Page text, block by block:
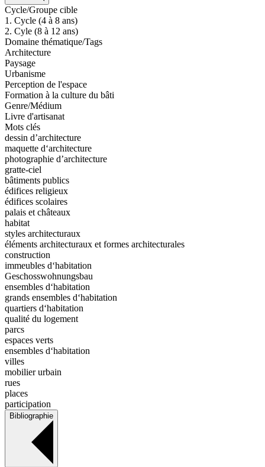
Cycle/Groupe cible
1. Cycle (4 à 8 ans)
2. Cyle (8 à 12 ans)
Domaine thématique/Tags
Architecture
Paysage
Urbanisme
Perception de l'espace
Formation à la culture du bâti
Genre/Médium
Livre d'artisanat
Mots clés
dessin d’architecture
maquette d‘architecture
photographie d’architecture
gratte-ciel
bâtiments publics
édifices religieux
édifices scolaires
palais et châteaux
habitat
styles architecturaux
éléments architecturaux et formes architecturales
construction
immeubles d‘habitation
Geschosswohnungsbau
ensembles d‘habitation
grands ensembles d‘habitation
quartiers d‘habitation
qualité du logement
parcs
espaces verts
ensembles d‘habitation
villes
mobilier urbain
rues
places
participation
Bibliographie